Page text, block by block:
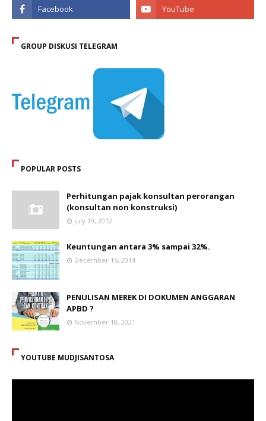
GROUP DISKUSI TELEGRAM
POPULAR POSTS
Perhitungan pajak konsultan perorangan
(konsultan non konstruksi)
July 19, 2012
Keuntungan antara 3% sampai 32%.
December 16, 2014
PENULISAN MEREK DI DOKUMEN ANGGARAN
APBD ?
November 18, 2021
YOUTUBE MUDJISANTOSA